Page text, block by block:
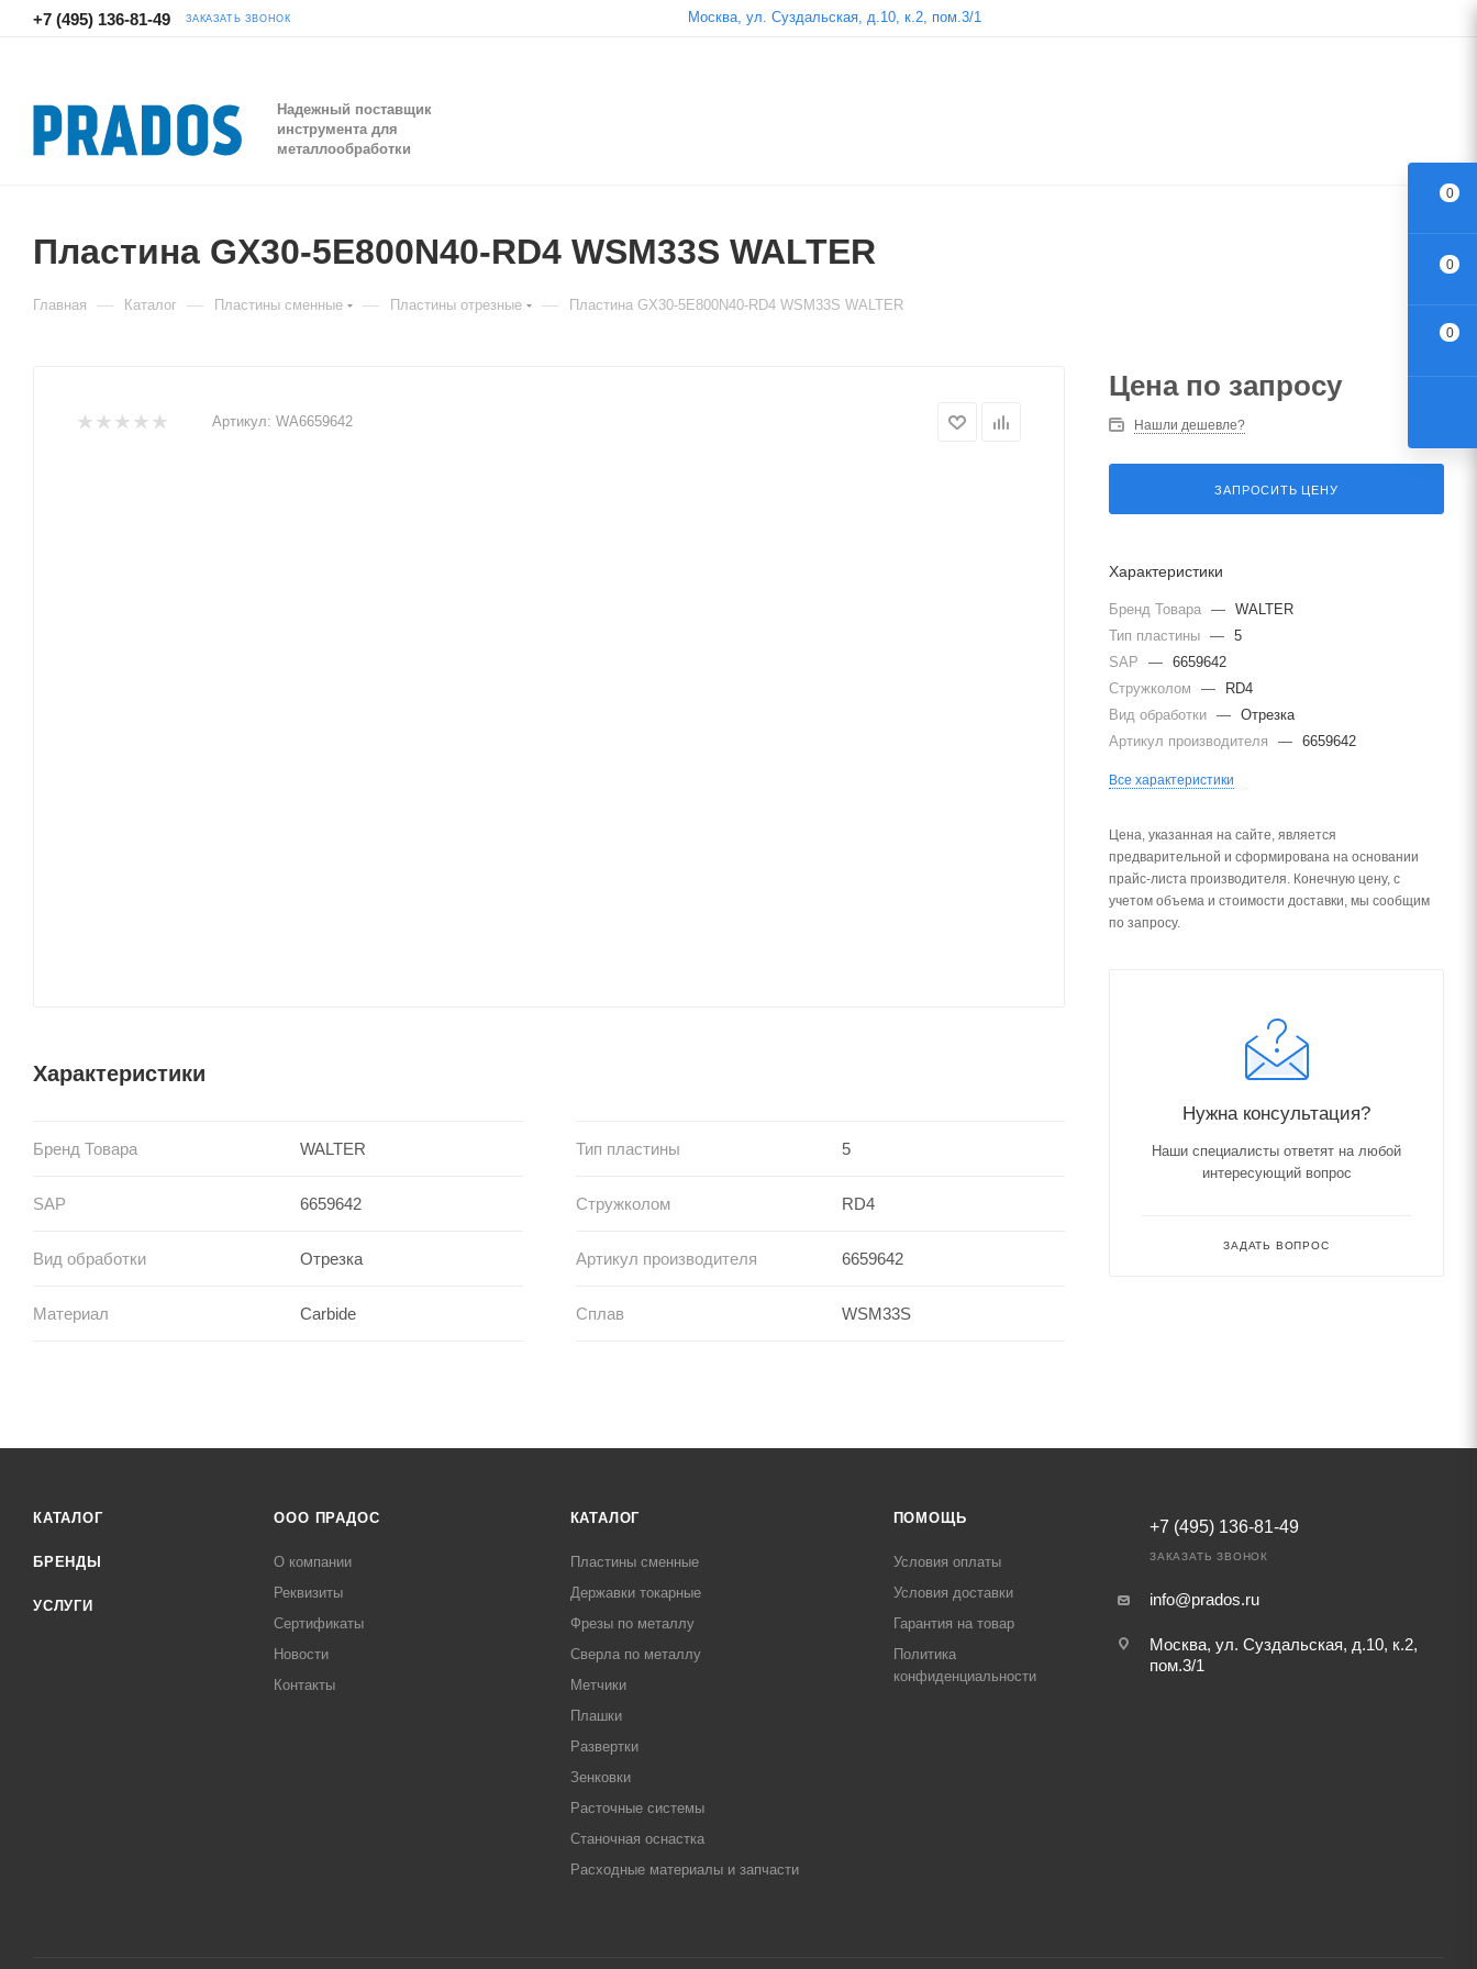
+7 (495) 136-81-49 ЗАКАЗАТЬ ЗВОНОК Москва, ул. Суздальская, д.10, к.2, пом.3/1
Надежный поставщик
инструмента для
металлообработки
Пластина GX30-5E800N40-RD4 WSM33S WALTER
Главная — Каталог — Пластины сменные — Пластины отрезные — Пластина GX30-5E800N40-RD4 WSM33S WALTER
Артикул: WA6659642
Характеристики
Бренд Товара WALTER Тип пластины 5
SAP 6659642 Стружколом RD4
Вид обработки Отрезка Артикул производителя 6659642
Материал Carbide Сплав WSM33S
Цена по запросу
Нашли дешевле?
ЗАПРОСИТЬ ЦЕНУ
Характеристики
Бренд Товара — WALTER
Тип пластины — 5
SAP
— 6659642
Стружколом
—
RD4
Вид обработки — Отрезка
Артикул производителя
— 6659642
Все характеристики
Цена, указанная на сайте, является
предварительной и сформирована на основании
прайс-листа производителя. Конечную цену, с
учетом объема и стоимости доставки, мы сообщим
по запросу.
Нужна консультация?
Наши специалисты ответят на любой
интересующий вопрос
ЗАДАТЬ ВОПРОС
КАТАЛОГ
БРЕНДЫ
УСЛУГИ
ООО ПРАДОС
О компании
Реквизиты
Сертификаты
Новости
Контакты
КАТАЛОГ
Пластины сменные
Державки токарные
Фрезы по металлу
Сверла по металлу
Метчики
Плашки
Развертки
Зенковки
Расточные системы
Станочная оснастка
Расходные материалы и запчасти
ПОМОЩЬ
Условия оплаты
Условия доставки
Гарантия на товар
Политика
конфиденциальности
+7 (495) 136-81-49
ЗАКАЗАТЬ ЗВОНОК
info@prados.ru
Москва, ул. Суздальская, д.10, к.2,
пом.3/1
0
0
0